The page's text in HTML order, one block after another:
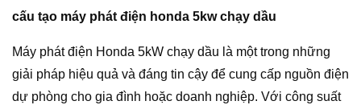
cấu tạo máy phát điện honda 5kw chạy dầu
Máy phát điện Honda 5kW chạy dầu là một trong những
giải pháp hiệu quả và đáng tin cậy để cung cấp nguồn điện
dự phòng cho gia đình hoặc doanh nghiệp. Với công suất